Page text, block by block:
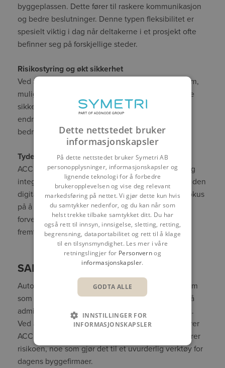
byggeplassen. Dette fører til raskere kommunikasjon
og bedre beslutninger. Denne typen fleksibilitet er
spesielt viktig i dag når deltakerne i et prosjekt ofte
befinner seg på forskjellige steder.
Risikostyring og økt sikkerhet
Ved å samle alle prosjektdata på en sikker plattform,
muliggjør ACC bedre risikostyring. Med innebygde
sikkerhetsfunksjoner og muligheten til å spore
endringer og tilgangshistorikk kan prosjektledere
bedre kontrollere og redusere risiko.
Tydelig veikart for ACC fremover
ACC fortsetter å utvikle seg med nye funksjoner og
integrasjoner, noe som gjør det til en viktig del av den
digitale transformasjonen i byggebransjen. Med fokus
på å forbedre samarbeid, sikkerhet og effektivitet,
forventes/ det at ACC vil spille en sentral rolle i
fremtidens byggeprosjekter.
SAMMENDRAG
Autodesk Construction Cloud er en kraftig plattform
som tilbyr et integrert og fleksibelt økosystem for å
administrere hele byggeprosessen fra start til slutt.
Ved å samle alle verktøy under én paraply, forbedrer
ACC samarbeidet, øker produktiviteten og reduserer
risikoen, noe som gjør det til et uvurderlig verktøy for
dagens byggefirmaer.
Dette nettstedet bruker
informasjonskapsler
På dette nettstedet bruker Symetri AB
personopplysninger, informasjonskapsler og
lignende teknologi for å forbedre
brukeropplevelsen og vise deg relevant
markedsføring på nettet. Vi gjør dette kun hvis
du samtykker nedenfor, og du kan når som
helst trekke tilbake samtykket ditt. Du har
også rett til innsyn, innsigelse, sletting, retting,
begrensning, dataportabilitet og rett til å klage
til en tilsynsmyndighet. Les mer i våre
retningslingjer for Personvernog
informasjonskapsler.
GODTA ALLE
INNSTILLINGER FOR
INFORMASJONSKAPSLER